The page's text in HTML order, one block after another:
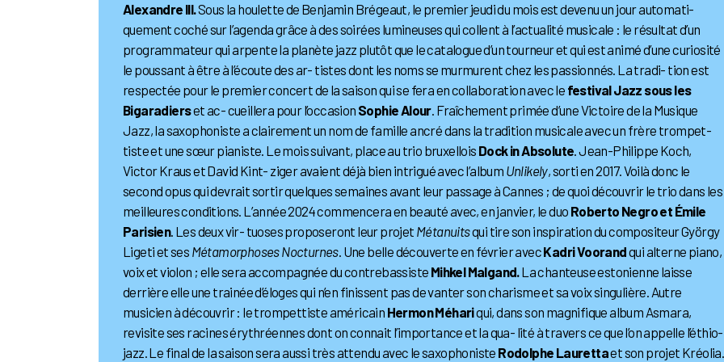
Alexandre III.Sous la houlette de Benjamin Brégeaut, le premier jeudi du mois est devenu un jour automati-
quement coché sur l’agenda grâce à des soirées lumineuses qui collent à l’actualité musicale : le résultat d’un
programmateur qui arpente la planète jazz plutôt que le catalogue d’un tourneur et qui est animé d’une curiosité
le poussant à être à l’écoute des ar- tistes dont les noms se murmurent chez les passionnés. La tradi- tion est
respectée pour le premier concert de la saison qui se fera en collaboration avec le festival Jazz sous les
Bigaradierset ac- cueillera pour l’occasion Sophie Alour. Fraîchement primée d’une Victoire de la Musique
Jazz, la saxophoniste a clairement un nom de famille ancré dans la tradition musicale avec un frère trompet-
tiste et une sœur pianiste. Le mois suivant, place au trio bruxellois Dock in Absolute . Jean-Philippe Koch,
Victor Kraus et David Kint- ziger avaient déjà bien intrigué avec l’album Unlikely, sorti en 2017. Voilà donc le
second opus qui devrait sortir quelques semaines avant leur passage à Cannes ; de quoi découvrir le trio dans les
meilleures conditions. L’année 2024 commencera en beauté avec, en janvier, le duo Roberto Negro et Émile
Parisien. Les deux vir- tuoses proposeront leur projet Métanuitsqui tire son inspiration du compositeur György
Ligeti et ses Métamorphoses Nocturnes. Une belle découverte en février avecKadri Voorandqui alterne piano,
voix et violon ; elle sera accompagnée du contrebassiste Mihkel Malgand. La chanteuse estonienne laisse
derrière elle une trainée d’éloges qui n’en finissent pas de vanter son charisme et sa voix singulière. Autre
musicien à découvrir : le trompettiste américain Hermon Méhariqui, dans son magnifique album Asmara,
revisite ses racines érythréennes dont on connait l’importance et la qua- lité à travers ce que l’on appelle l’éthio-
jazz. Le final de la saison sera aussi très attendu avec le saxophoniste Rodolphe Laurettaet son projet Kréolia.